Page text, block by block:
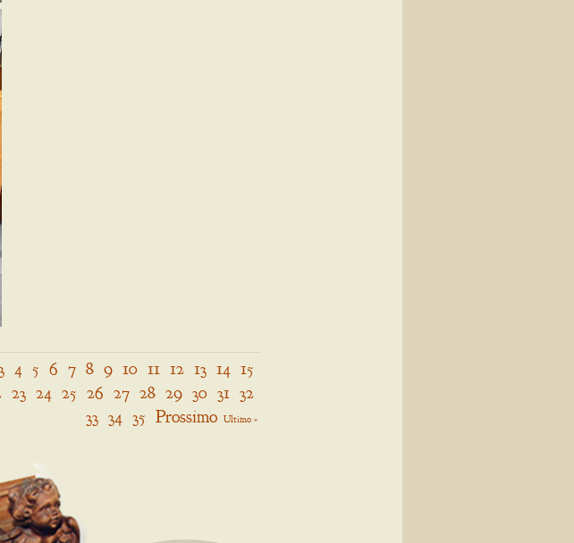
4 5 6 7 8 9 10 11 12 13 14 15
23 24 25 26 27 28 29 30 31 32
33 34 35 Prossimo Ultimo »